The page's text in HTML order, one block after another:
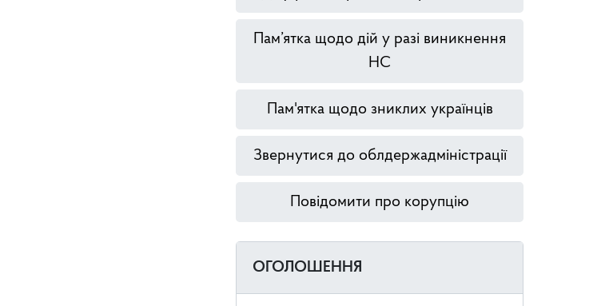
Пам’ятка щодо дій у разі виникнення
НС
Пам'ятка щодо зниклих українців
Звернутися до облдержадміністрації
Повідомити про корупцію
ОГОЛОШЕННЯ